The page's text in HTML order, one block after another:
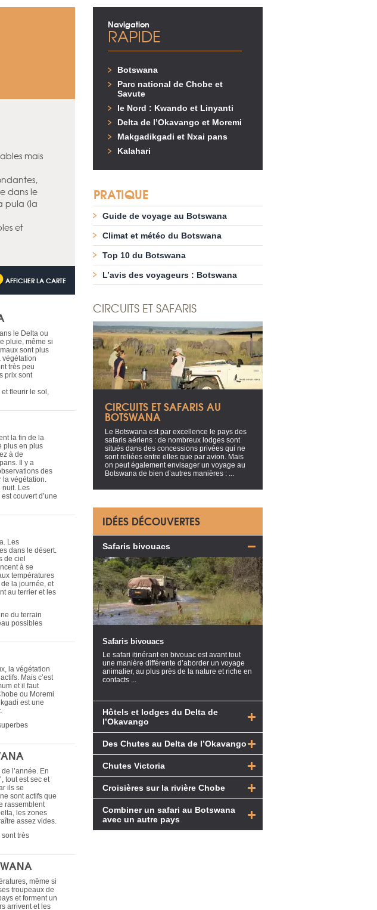
mais
dans le
pula (la
et
AFFICHER LA CARTE
le Delta ou
pluie, même si
sont plus
végétation
très peu
prix sont
fleurir le sol,
la fin de la
plus en plus
à de
Il y a
des
la végétation.
nuit. Les
couvert d’une
Les
dans le désert.
de ciel
à se
températures
la journée, et
au terrier et les
du terrain
possibles
la végétation
Mais c’est
et il faut
ou Moremi
est une
l’année. En
tout est sec et
ils se
sont actifs que
rassemblent
les zones
assez vides.
très
même si
troupeaux de
et forment un
arrivent et les
Navigation
RAPIDE
Botswana
Parc national de Chobe et
Savute
le Nord : Kwando et Linyanti
Delta de l’Okavango et Moremi
Makgadikgadi et Nxai pans
Kalahari
PRATIQUE
Guide de voyage au Botswana
Climat et météo du Botswana
Top 10 du Botswana
L’avis des voyageurs : Botswana
CIRCUITS ET SAFARIS
CIRCUITS ET SAFARIS AU
BOTSWANA
Le Botswana est par excellence le pays des
safaris aériens : de nombreux lodges sont
situés dans des concessions privées qui ne
sont reliées entre elles que par avion. Mais
on peut également envisager un voyage au
Botswana de bien d’autres manières : ...
IDÉES DÉCOUVERTES
Safaris bivouacs
Safaris bivouacs
Le safari itinérant en bivouac est avant tout
une manière différente d’aborder un voyage
animalier, au plus près de la nature et riche en
contacts ...
Hôtels et lodges du Delta de
l’Okavango
Des Chutes au Delta de l’Okavango
Chutes Victoria
Croisières sur la rivière Chobe
Combiner un safari au Botswana
avec un autre pays